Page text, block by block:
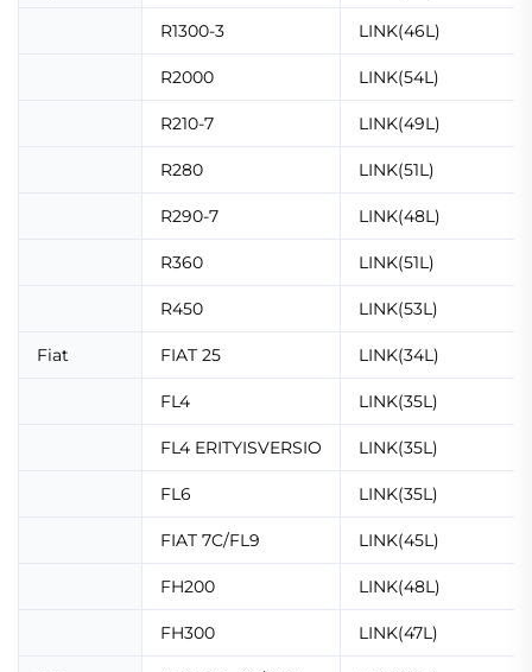
R1300-3 LINK(46L)
R2000 LINK(54L)
R210-7 LINK(49L)
R280 LINK(51L)
R290-7 LINK(48L)
R360 LINK(51L)
R450 LINK(53L)
Fiat FIAT 25 LINK(34L)
FL4 LINK(35L)
FL4 ERITYISVERSIO LINK(35L)
FL6 LINK(35L)
FIAT 7C/FL9 LINK(45L)
FH200 LINK(48L)
FH300 LINK(47L)